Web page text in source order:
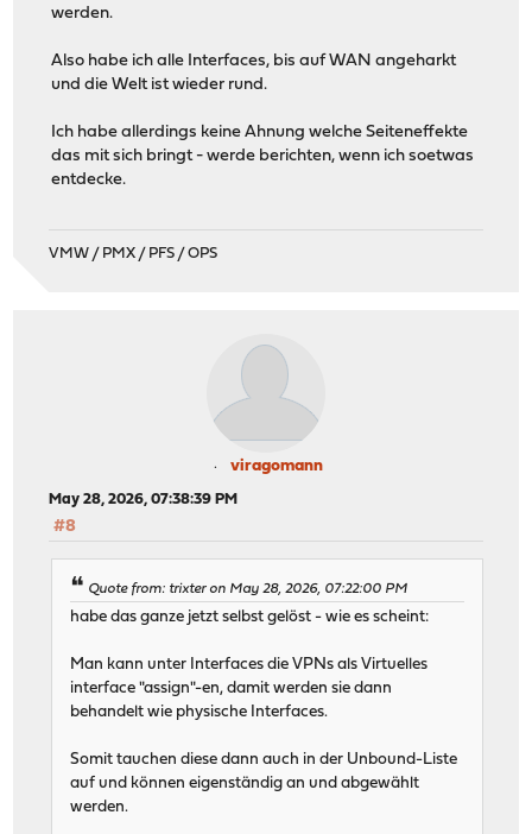
werden.
Also habe ich alle Interfaces, bis auf WAN angeharkt
und die Welt ist wieder rund.
Ich habe allerdings keine Ahnung welche Seiteneffekte
das mit sich bringt - werde berichten, wenn ich soetwas
entdecke.
VMW / PMX / PFS / OPS
viragomann
May 28, 2026, 07:38:39 PM
#8
Quote from: trixter on May 28, 2026, 07:22:00 PM
habe das ganze jetzt selbst gelöst - wie es scheint:
Man kann unter Interfaces die VPNs als Virtuelles
interface "assign"-en, damit werden sie dann
behandelt wie physische Interfaces.
Somit tauchen diese dann auch in der Unbound-Liste
auf und können eigenständig an und abgewählt
werden.